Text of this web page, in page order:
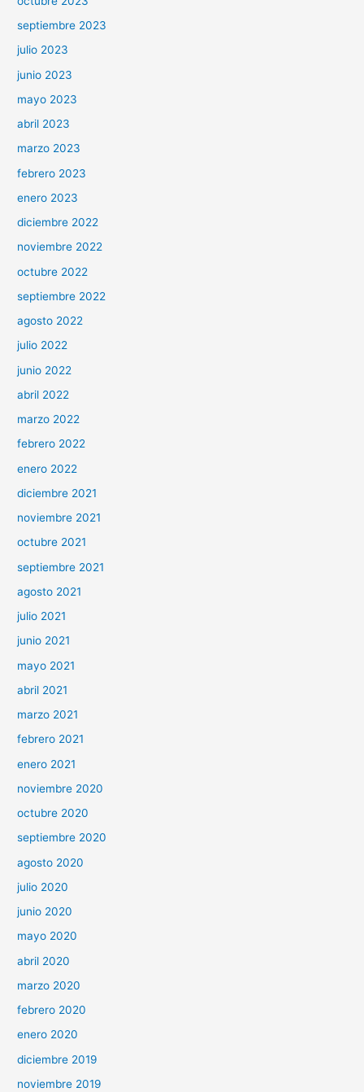
septiembre 2023
julio 2023
junio 2023
mayo 2023
abril 2023
marzo 2023
febrero 2023
enero 2023
diciembre 2022
noviembre 2022
octubre 2022
septiembre 2022
agosto 2022
julio 2022
junio 2022
abril 2022
marzo 2022
febrero 2022
enero 2022
diciembre 2021
noviembre 2021
octubre 2021
septiembre 2021
agosto 2021
julio 2021
junio 2021
mayo 2021
abril 2021
marzo 2021
febrero 2021
enero 2021
noviembre 2020
octubre 2020
septiembre 2020
agosto 2020
julio 2020
junio 2020
mayo 2020
abril 2020
marzo 2020
febrero 2020
enero 2020
diciembre 2019
noviembre 2019